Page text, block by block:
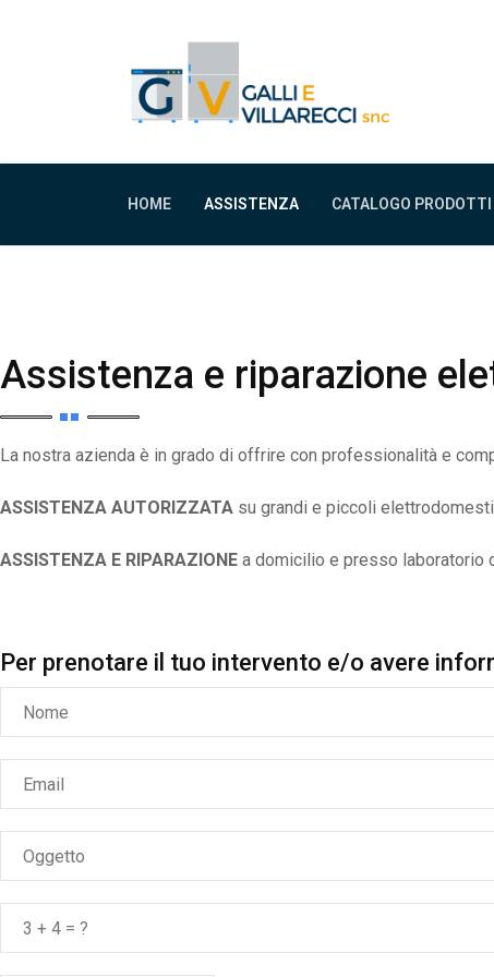
HOME ASSISTENZA CATALOGO PRODOTTI
Assistenza e riparazione
La nostra azienda è in grado di offrire con professionalità e
ASSISTENZA AUTORIZZATA su grandi e piccoli
ASSISTENZA E RIPARAZIONE a domicilio e presso laboratorio
Per prenotare il tuo intervento e/o avere